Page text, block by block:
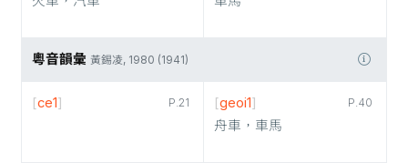
粵音韻彙 黃錫凌, 1980 (1941)
P.21
[ce1] P.40
[geoi1]
舟車，車馬